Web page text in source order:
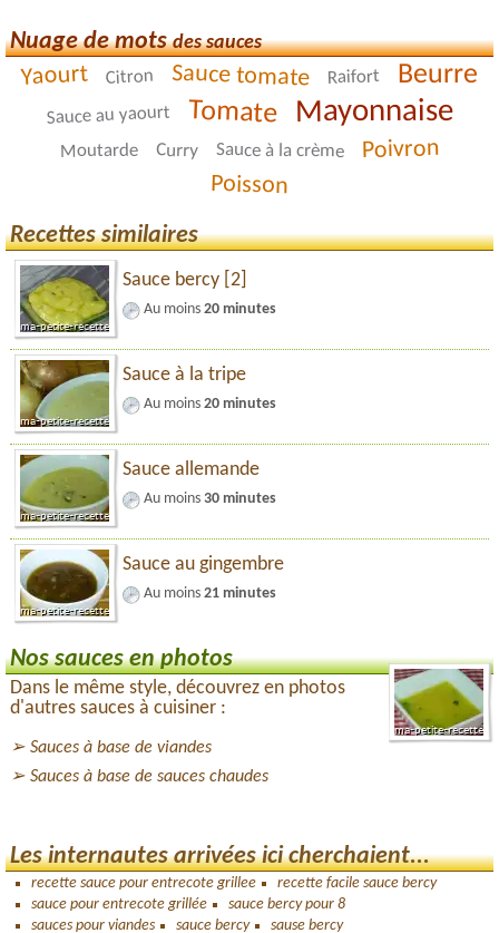
Nuage de motsdes sauces
Yaourt Citron Sauce tomate Raifort Beurre
Sauce au yaourt Tomate Mayonnaise
Moutarde Curry Sauce à la crème Poivron
Poisson
Recettes similaires
Sauce bercy [2]
Au moins 20 minutes
Sauce à la tripe
Au moins 20 minutes
Sauce allemande
Au moins 30 minutes
Sauce au gingembre
Au moins 21 minutes
Nos sauces en photos
Dans le même style, découvrez en photos
d'autres sauces à cuisiner :
Sauces à base de viandes
Sauces à base de sauces chaudes
Les internautes arrivées ici cherchaient...
recette sauce pour entrecote grillee
recette facile sauce bercy
sauce pour entrecote grillée
sauce bercy pour 8
sauces pour viandes
sauce bercy sause bercy